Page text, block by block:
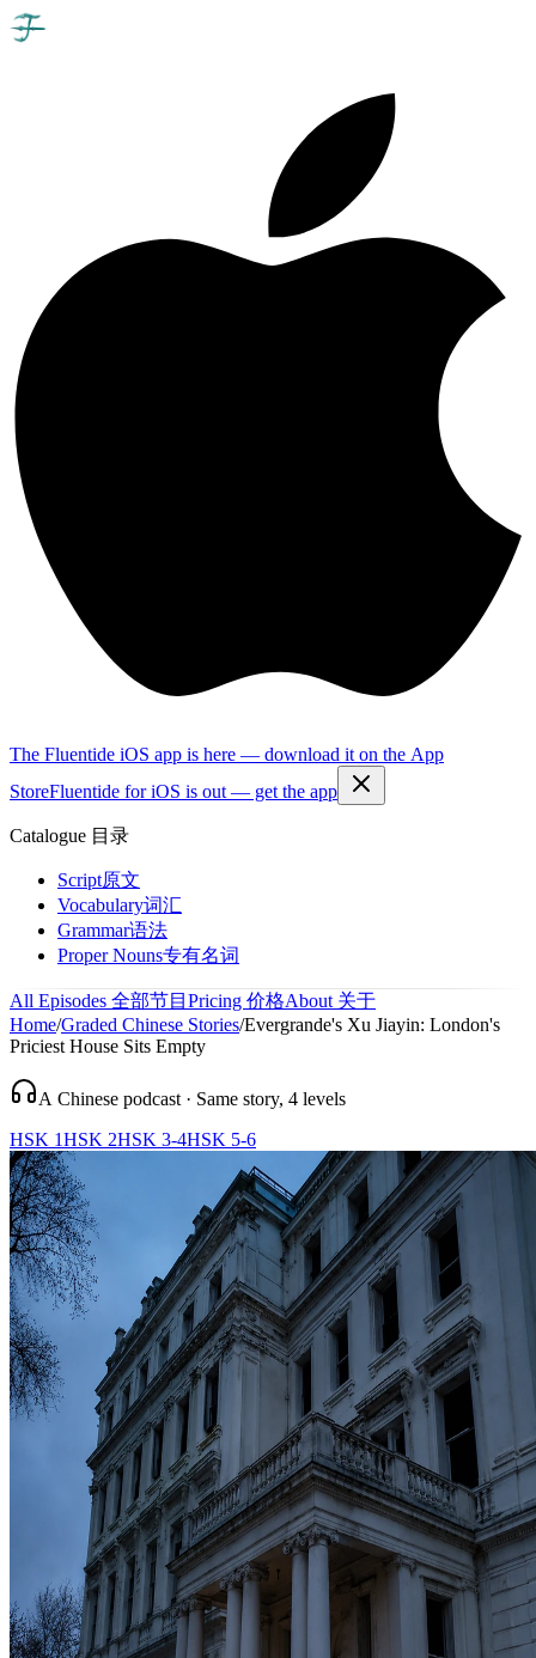
The Fluentide iOS app is here — download it on the App
StoreFluentide for iOS is out — get the app
Catalogue 目录
Script原文
Vocabulary词汇
Grammar语法
Proper Nouns专有名词
All Episodes 全部节目 Pricing 价格About 关于
Home/Graded Chinese Stories/Evergrande's Xu Jiayin: London's
Priciest House Sits Empty
A Chinese podcast · Same story, 4 levels
HSK 1HSK 2HSK 3-4HSK 5-6